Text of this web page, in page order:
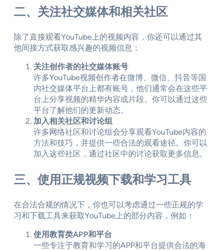
二、关注社交媒体和相关社区
除了直接观看YouTube上的视频内容，你还可以通过其
他间接方式获取感兴趣的视频信息：
关注创作者的社交媒体账号
许多YouTube视频创作者在微博、微信、抖音等国
内社交媒体平台上都有账号，他们通常会在这些平
台上分享视频的精华内容或片段。你可以通过这些
平台了解他们的更新动态。
加入相关社区和讨论组
许多网络社区和讨论组会分享观看YouTube内容的
方法和技巧，并提供一些合法的观看途径。你可以
加入这些社区，通过社区中的讨论获取更多信息。
三、使用正规视频下载和学习工具
在合法合规的情况下，你也可以考虑通过一些正规的学
习和下载工具来获取YouTube上的部分内容，例如：
使用教育类APP和平台
一些专注于教育和学习的APP和平台提供合法的海